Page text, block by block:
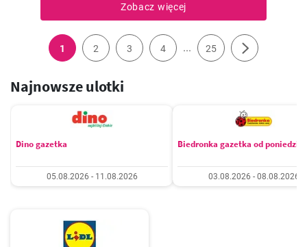
Zobacz więcej
1 2 3 4 ... 25
Najnowsze ulotki
Dino gazetka
05.08.2026 - 11.08.2026
Biedronka gazetka od
03.08.2026 - 08.08.2026